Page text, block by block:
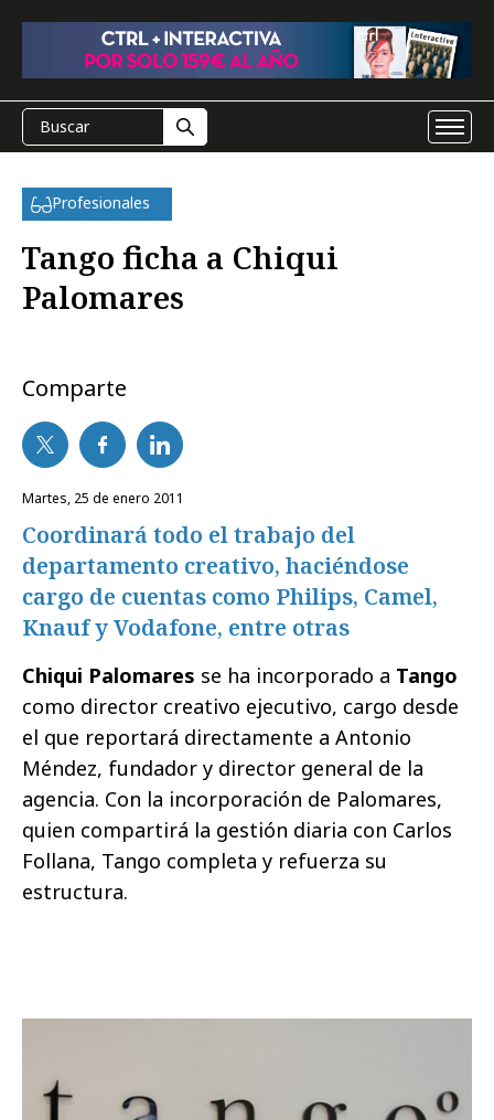
Profesionales
Tango ficha a Chiqui
Palomares
Comparte
martes, 25 de enero 2011
Coordinará todo el trabajo del
departamento creativo, haciéndose
cargo de cuentas como Philips, Camel,
Knauf y Vodafone, entre otras
Chiqui Palomares se ha incorporado a Tango
como director creativo ejecutivo, cargo desde
el que reportará directamente a Antonio
Méndez, fundador y director general de la
agencia. Con la incorporación de Palomares,
quien compartirá la gestión diaria con Carlos
Follana, Tango completa y refuerza su
estructura.